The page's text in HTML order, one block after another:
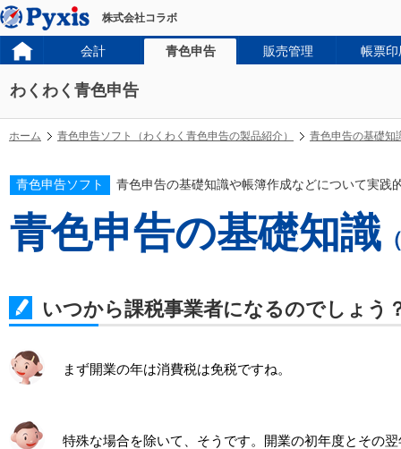
株式会社コラボ
会計 青色申告 販売管理 帳票印
わくわく青色申告
ホーム 青色申告ソフト（わくわく青色申告の製品紹介） 青色申告の基礎知
青色申告ソフト 青色申告の基礎知識や帳簿作成などについて実践
青色申告の基礎知識
いつから課税事業者になるのでしょう
まず開業の年は消費税は免税ですね。
特殊な場合を除いて、そうです。開業の初年度とその